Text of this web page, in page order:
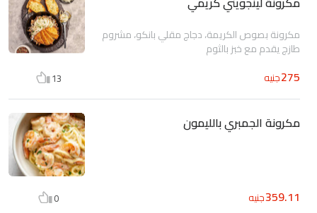
مكرونة بصوص الكريمة، دجاج مقلي بانكو، مشروم
طازج يقدم مع خبز بالثوم
275جنيه 13
مكرونة الجمبري بالليمون
359.11جنيه 0